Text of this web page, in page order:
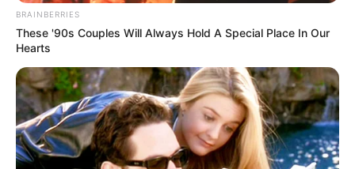
News
ΤΑ ΠΙΟ ΔΗΜΟΦΙΛΗ
BRAINBERRIES
These '90s Couples Will Always Hold A Special Place In Our
Hearts